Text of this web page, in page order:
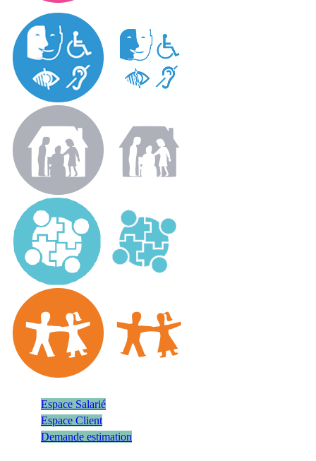
Espace Salarié
Espace Client
Demande estimation